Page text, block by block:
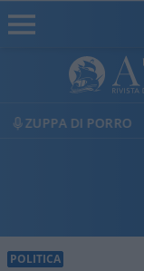
ECONOMIA
POLITICA